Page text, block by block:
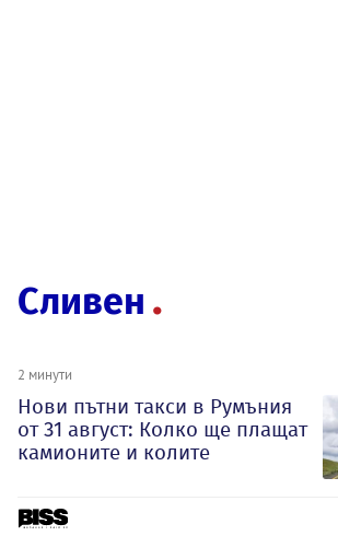
Сливен
2 минути
Нови пътни такси в Румъния
от 31 август: Колко ще плащат
камионите и колите